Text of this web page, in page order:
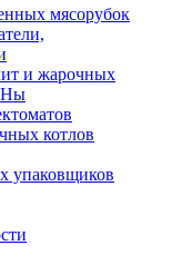
мясорубок
и жарочных
котлов
упаковщиков